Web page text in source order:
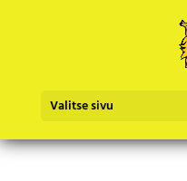
Valitse sivu